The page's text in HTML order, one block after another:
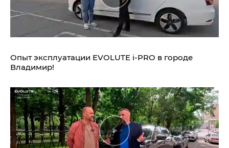
Опыт эксплуатации EVOLUTE i‑PRO в городе
Владимир!